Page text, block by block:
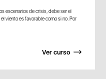
escenarios de crisis, debe ser el
viento es favorable como si no. Por
Ver curso